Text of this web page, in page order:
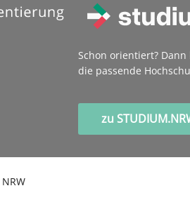
Schon orientiert? Dann
die passende
zu